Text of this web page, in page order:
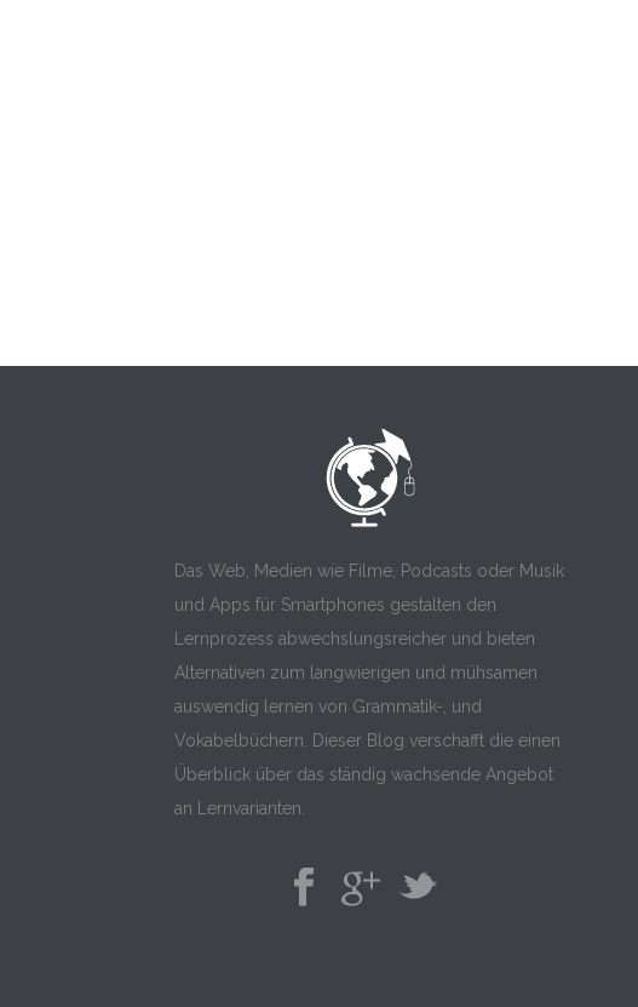
Das Web, Medien wie Filme, Podcasts oder Musik
und Apps für Smartphones gestalten den
Lernprozess abwechslungsreicher und bieten
Alternativen zum langwierigen und mühsamen
auswendig lernen von Grammatik-, und
Vokabelbüchern. Dieser Blog verschafft die einen
Überblick über das ständig wachsende Angebot
an Lernvarianten.